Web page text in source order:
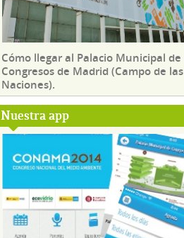
Cómo llegar al Palacio Municipal de
Congresos de Madrid (Campo de las
Naciones).
Nuestra app